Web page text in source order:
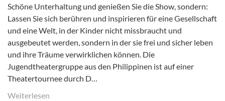
Schöne Unterhaltung und genießen Sie die Show, sondern:
Lassen Sie sich berühren und inspirieren für eine Gesellschaft
und eine Welt, in der Kinder nicht missbraucht und
ausgebeutet werden, sondern in der sie frei und sicher leben
und ihre Träume verwirklichen können. Die
Jugendtheatergruppe aus den Philippinen ist auf einer
Theatertournee durch D…
Weiterlesen